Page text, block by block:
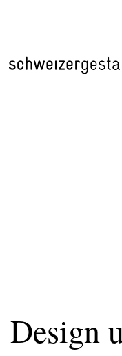
Design